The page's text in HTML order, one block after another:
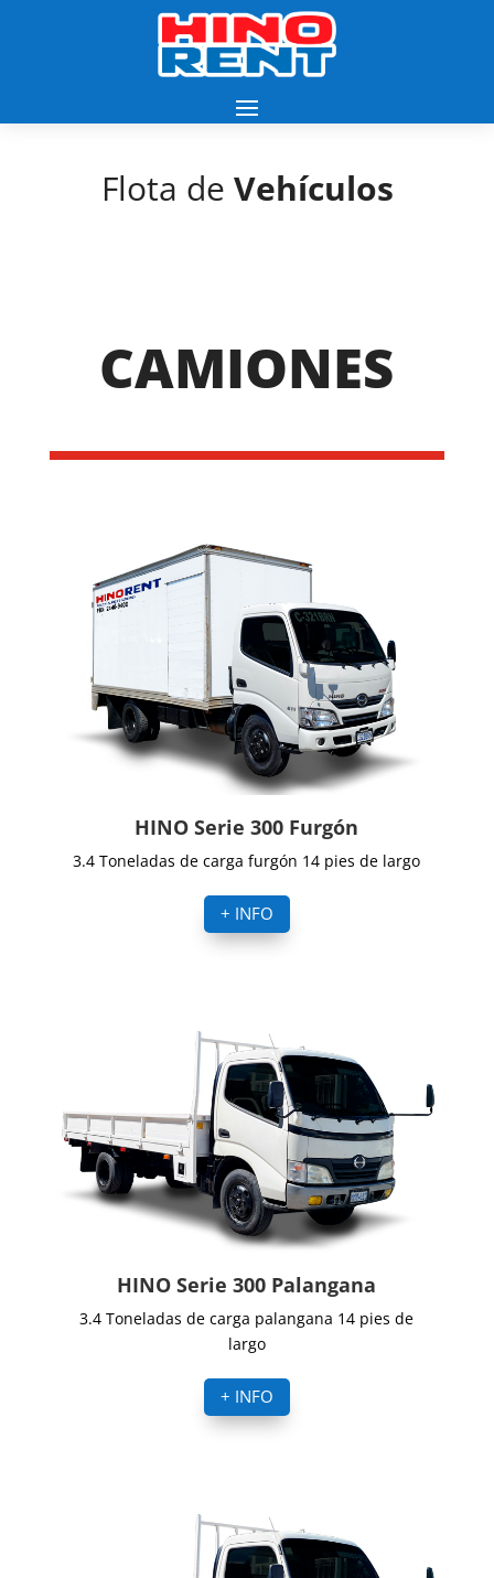
Flota de Vehículos
CAMIONES
HINO Serie 300 Furgón
3.4 Toneladas de carga furgón 14 pies de largo
+ INFO
HINO Serie 300 Palangana
3.4 Toneladas de carga palangana 14 pies de
largo
+ INFO